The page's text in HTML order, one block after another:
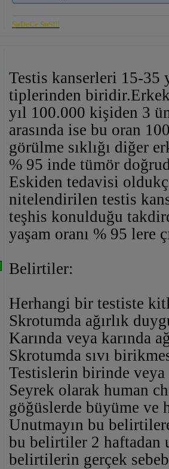
SaDeCe SuS!!!
Testis kanserleri 15-35
tiplerinden
yıl 100.000 kişiden 3
arasında ise bu oran
görülme sıklığı diğer
% 95 inde tümör
Eskiden tedavisi
nitelendirilen testis
teşhis konulduğu
yaşam oranı % 95 lere
Belirtiler:
Herhangi bir testiste
Skrotumda ağırlık
Karında veya karında
Skrotumda sıvı
Testislerin birinde veya
Seyrek olarak human
göğüslerde büyüme ve
Unutmayın bu
bu belirtiler 2 haftadan
belirtilerin gerçek